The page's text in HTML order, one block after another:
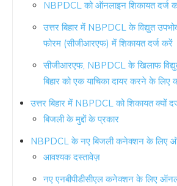
NBPDCL को ऑनलाइन शिकायत दर्ज
उत्तर बिहार में NBPDCL के विद्युत
फोरम (सीजीआरएफ) में शिकायत दर्ज करें
सीजीआरएफ, NBPDCL के खिलाफ
बिहार को एक याचिका दायर करने के लिए
उत्तर बिहार में NBPDCL को शिकायत क्यों
बिजली के मुद्दों के प्रकार
NBPDCL के नए बिजली कनेक्शन के लिए
आवश्यक दस्तावेज़
नए एनबीपीडीसीएल कनेक्शन के लिए